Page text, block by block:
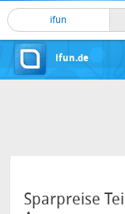
ifun
ifun.de
Sparpreise